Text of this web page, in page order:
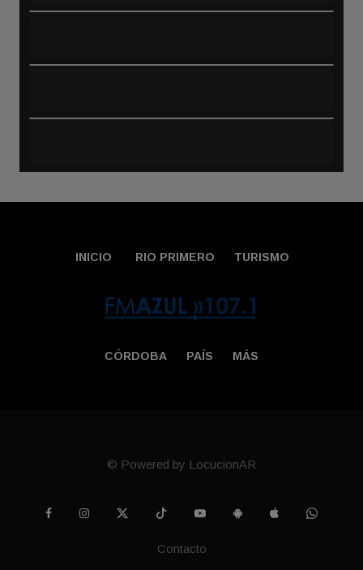
INICIO RIO PRIMERO TURISMO
CÓRDOBA PAÍS MÁS
© Powered by LocucionAR
Contacto